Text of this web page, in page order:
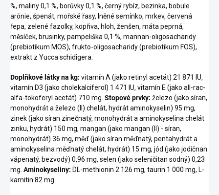
%, maliny 0,1 %, borůvky 0,1 %, černý rybíz, bezinka, bobule
arónie, špenát, mořské řasy, lněné semínko, mrkev, červená
řepa, zelené fazolky, kopřiva, hloh, ženšen, máta peprná,
měsíček, brusinky, pampeliška 0,1 %, mannan-oligosacharidy
(prebiotikum MOS), frukto-oligosacharidy (prebiotikum FOS),
extrakt z Yucca schidigera.
Doplňkové látky na kg: vitamín A (jako retinyl acetát) 21 871 IU,
vitamín D3 (jako cholekalciferol) 1 471 IU, vitamín E (jako all-rac-
alfa-tokoferyl acetát) 710 mg. Stopové prvky: železo (jako síran,
monohydrát a železo (II) chelát, hydrát aminokyselin) 95 mg,
zinek (jako síran zinečnatý, monohydrát a aminokyselina chelát
zinku, hydrát) 150 mg, mangan (jako mangan (II) - síran,
monohydrát) 36 mg, měď (jako síran měďnatý, pentahydrát a
aminokyselina měďnatý chelát, hydrát) 15 mg, jód (jako jodičnan
vápenatý, bezvodý) 0,96 mg, selen (jako seleničitan sodný) 0,23
mg. Aminokyseliny: DL-methionin 2 126 mg, taurin 1 000 mg, L-
karnitin 82 mg.